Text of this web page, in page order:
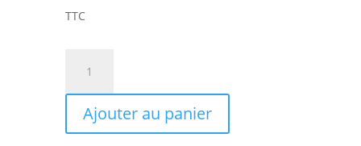
TTC
Go
Overland
Expédition
Ajouter au panier